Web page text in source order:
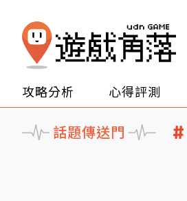
攻略分析 心得評測
話題傳送門